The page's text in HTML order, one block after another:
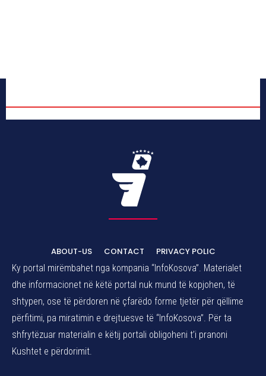
ABOUT-US CONTACT
PRIVACY POLIC
Ky portal mirëmbahet nga kompania “InfoKosova”. Materialet
dhe informacionet në këtë portal nuk mund të kopjohen, të
shtypen, ose të përdoren në çfarëdo forme tjetër për qëllime
përfitimi, pa miratimin e drejtuesve të “InfoKosova”. Për ta
shfrytëzuar materialin e këtij portali obligoheni t’i pranoni
Kushtet e përdorimit.